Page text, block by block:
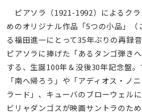
ピアソラ（1921-1992）によるク
めのオリジナル作品「5つの小品」（
る福田進一にとって35年ぶりの再録
ピアソラに捧げた「あるタンゴ弾き
する、生誕100年＆没後30年記念盤
「南へ帰ろう」や「アディオス・ノ
ラード」、キューバのブローウェル
ビリャダンゴスが映画サントラのた